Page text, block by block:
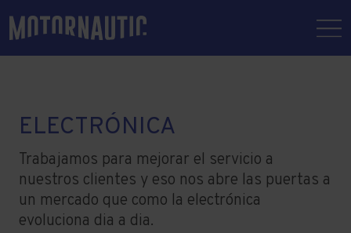
ELECTRÓNICA
Trabajamos para mejorar el servicio a
nuestros clientes y eso nos abre las puertas a
un mercado que como la electrónica
evoluciona dia a dia.